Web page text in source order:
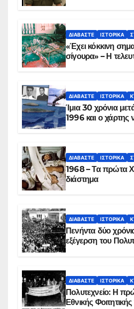
ΔΙΑΒΆΣΤΕ ΙΣΤΟΡΙΚΆ
«Έχει κόκκινη
σίγουρα» – Η
ΔΙΑΒΆΣΤΕ ΙΣΤΟΡΙΚΆ
Ίμια 30 χρόνια
ΔΙΑΒΆΣΤΕ ΙΣΤΟΡΙΚΆ
1968 – Τα πρώτα
διάστημα
ΔΙΑΒΆΣΤΕ ΙΣΤΟΡΙΚΆ
Πενήντα δύο
εξέγερση του
ΔΙΑΒΆΣΤΕ ΙΣΤΟΡΙΚΆ
Πολυτεχνείο: Η
Εθνικής